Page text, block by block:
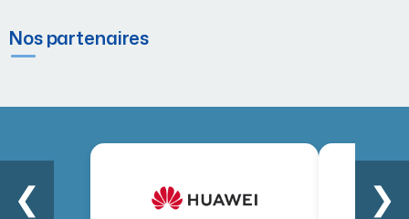
Nos partenaires
❮ ❯